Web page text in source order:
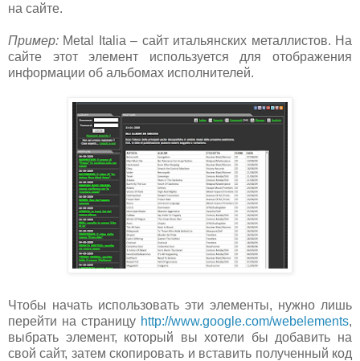
на сайте.
Пример: Metal Italia – сайт итальянских металлистов. На
сайте этот элемент используется для отображения
информации об альбомах исполнителей.
Чтобы начать использовать эти элементы, нужно лишь
перейти на страницу http://www.google.com/webelements,
выбрать элемент, который вы хотели бы добавить на
свой сайт, затем скопировать и вставить полученный код